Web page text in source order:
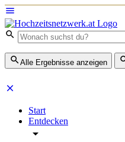
Alle Ergebnisse anzeigen
Start
Entdecken